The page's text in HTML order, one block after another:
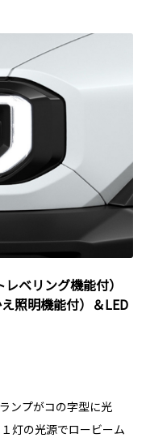
ベリング機能付）
照明機能付）＆LED
ンプがコの字型に光
灯の光源でロービーム